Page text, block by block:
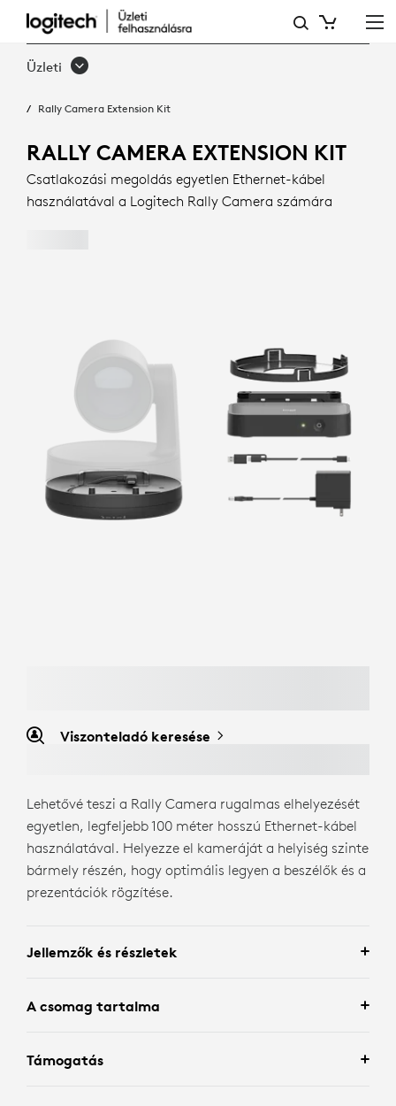
RALLY
CAMERA
KIT
Üzleti
Rally Camera Extension Kit
RALLY CAMERA EXTENSION KIT
Csatlakozási megoldás egyetlen Ethernet-kábel
használatával a Logitech Rally Camera számára
Viszonteladó keresése
Lehetővé teszi a Rally Camera rugalmas elhelyezését
egyetlen, legfeljebb 100 méter hosszú Ethernet-kábel
használatával. Helyezze el kameráját a helyiség szinte
bármely részén, hogy optimális legyen a beszélők és a
prezentációk rögzítése.
Jellemzők és részletek
A csomag tartalma
Támogatás